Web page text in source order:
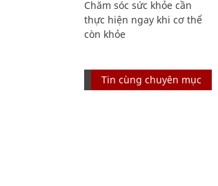
Chăm sóc sức khỏe cần
thực hiện ngay khi cơ thể
còn khỏe
Tin cùng chuyên mục